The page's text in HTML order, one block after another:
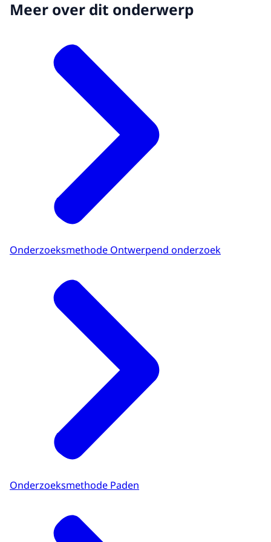
Nationale grondwaterreserves. 300-700 meter
Aardwarmtewinning. Meeste op circa 2 kilomter
diepte
Olie- en gaswinning
Meer over dit onderwerp
Onderzoeksmethode Ontwerpend onderzoek
Onderzoeksmethode Paden